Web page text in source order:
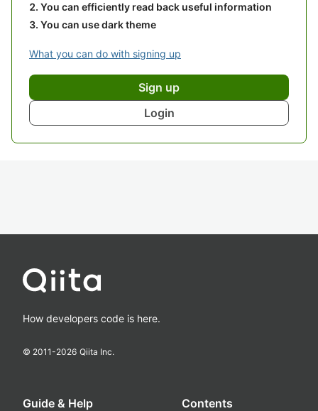
You can efficiently read back useful information
You can use dark theme
What you can do with signing up
Sign up
Login
How developers code is here.
© 2011-2026 Qiita Inc.
Guide & Help Contents